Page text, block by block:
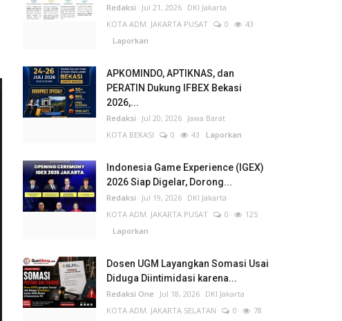
Redaksi Jul 21, 2026 DKI Jakarta
KOTA ADM. JAKARTA PUSAT
0
43
Laporkan
APKOMINDO, APTIKNAS, dan
PERATIN Dukung IFBEX Bekasi
2026,...
Redaksi Jul 20, 2026 Jawa Barat
KOTA BEKASI
0 43 Laporkan
Indonesia Game Experience (IGEX)
2026 Siap Digelar, Dorong...
Redaksi Jul 19, 2026 DKI Jakarta
KOTA ADM. JAKARTA PUSAT
0
125
Laporkan
Dosen UGM Layangkan Somasi Usai
Diduga Diintimidasi karena...
Redaksi One Jul 18, 2026 DKI Jakarta
KOTA ADM. JAKARTA SELATAN
0
78